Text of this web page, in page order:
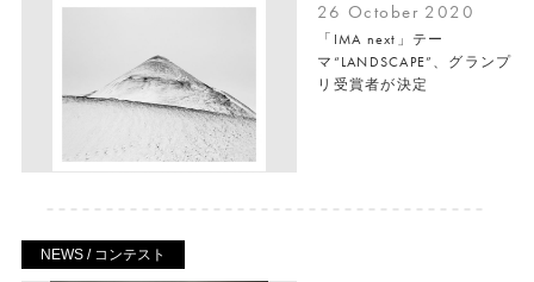
26 October 2020
「IMA next」テー
マ“LANDSCAPE”、グランプ
リ受賞者が決定
NEWS / コンテスト